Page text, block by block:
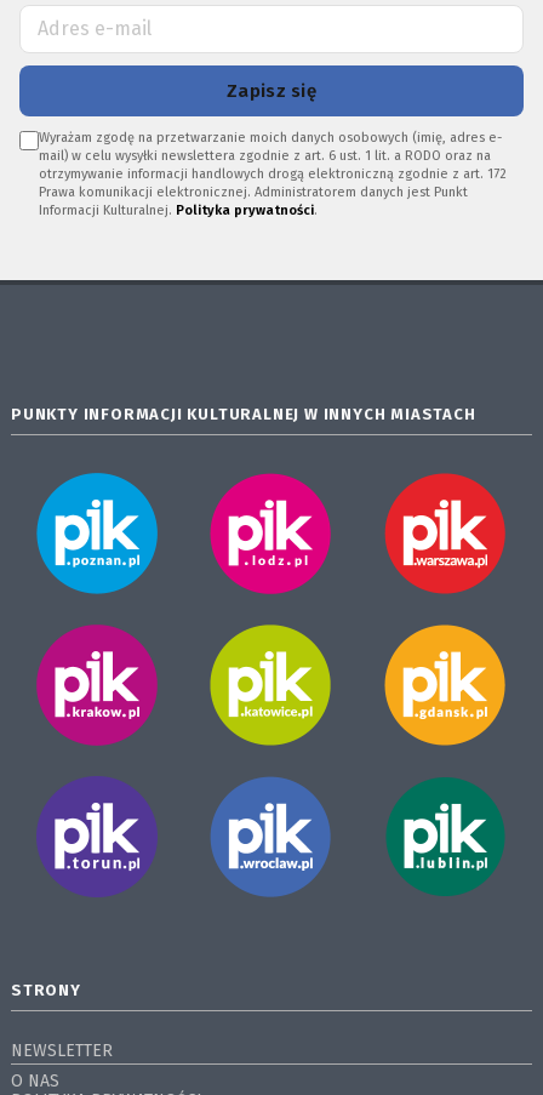
Zapisz się
Wyrażam zgodę na przetwarzanie moich danych osobowych (imię, adres e-
mail) w celu wysyłki newslettera zgodnie z art. 6 ust. 1 lit. a RODO oraz na
otrzymywanie informacji handlowych drogą elektroniczną zgodnie z art. 172
Prawa komunikacji elektronicznej. Administratorem danych jest Punkt
Informacji Kulturalnej. Polityka prywatności.
PUNKTY INFORMACJI KULTURALNEJ W INNYCH MIASTACH
STRONY
NEWSLETTER
O NAS